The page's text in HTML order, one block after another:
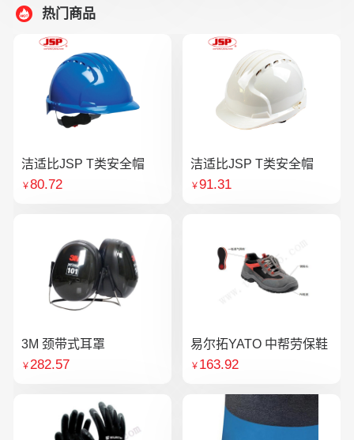
热门商品
洁适比JSP T类安全帽
￥80.72
洁适比JSP T类安全帽
￥91.31
3M 颈带式耳罩
￥282.57
易尔拓YATO 中帮劳保鞋
￥ 163.92